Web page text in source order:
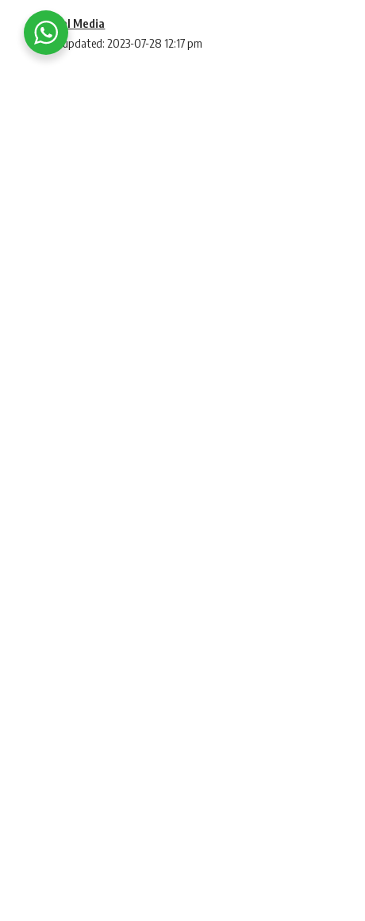
Last updated: 2023-07-28 12:17 pm
Social Media